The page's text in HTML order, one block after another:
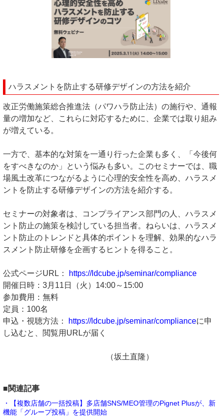
ハラスメントを防止する研修デザインの方法を紹介
改正労働施策総合推進法（パワハラ防止法）の施行や、通報
量の増加など、これらに対応するために、企業では取り組み
が増えている。
一方で、基本的な対策を一通り行った企業も多く、「今後何
をすべきなのか」という悩みも多い。このセミナーでは、職
場風土改革につながるように心理的安全性を高め、ハラスメ
ントを防止する研修デザインの方法を紹介する。
セミナーの対象者は、コンプライアンス部門の人、ハラスメ
ント防止の施策を検討している担当者。ねらいは、ハラスメ
ント防止のトレンドと具体的ポイントを理解、効果的なハラ
スメント防止研修を企画するヒントを得ること。
公式ページURL：
https://ldcube.jp/seminar/compliance
開催日時：3月11日（火）14:00～15:00
参加費用：無料
定員：100名
申込・視聴方法：
https://ldcube.jp/seminar/complianceに申
し込むと、閲覧用URLが届く
（坂土直隆）
■関連記事
・【複数店舗の一括投稿】多店舗SNS/MEO管理のPignet Plusが、新
機能「グループ投稿」を提供開始